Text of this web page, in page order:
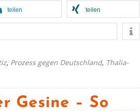
teilen teilen
, Prozess gegen Deutschland, Thalia-
Gesine – So